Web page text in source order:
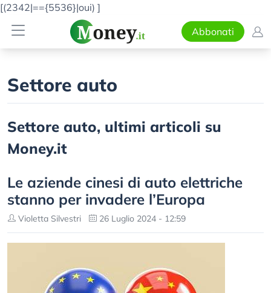
[(2342|=={5536}|oui) ]
Abbonati
Settore auto
Settore auto, ultimi articoli su
Money.it
Le aziende cinesi di auto elettriche
stanno per invadere l’Europa
Violetta Silvestri 26 Luglio 2024 - 12:59